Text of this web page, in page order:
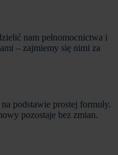
nam pełnomocnictwa i
– zajmiemy się nimi za
podstawie prostej formuły.
pozostaje bez zmian.